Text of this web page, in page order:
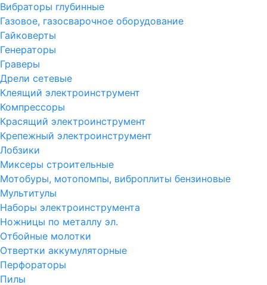
Вибраторы глубинные
Газовое, газосварочное оборудование
Гайковерты
Генераторы
Граверы
Дрели сетевые
Клеящий электроинструмент
Компрессоры
Красящий электроинструмент
Крепежный электроинструмент
Лобзики
Миксеры строительные
Мотобуры, мотопомпы, виброплиты бензиновые
Мультитулы
Наборы электроинструмента
Ножницы по металлу эл.
Отбойные молотки
Отвертки аккумуляторные
Перфораторы
Пилы